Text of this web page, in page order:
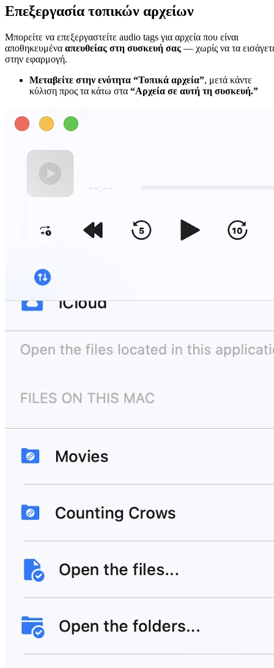
Επεξεργασία τοπικών αρχείων
Μπορείτε να επεξεργαστείτε audio tags για αρχεία που είναι
αποθηκευμένα απευθείας στη συσκευή σας — χωρίς να τα
στην εφαρμογή.
Μεταβείτε στην ενότητα “Τοπικά αρχεία”, μετά κάντε
κύλιση προς τα κάτω στα “Αρχεία σε αυτή τη συσκευή.”